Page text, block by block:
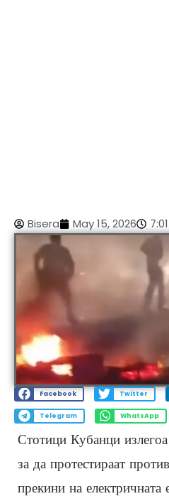
Bisera May 15, 2026
Facebook Twitter
Telegram WhatsApp
Стотици Кубанци
за да протестираат
прекини на електричната